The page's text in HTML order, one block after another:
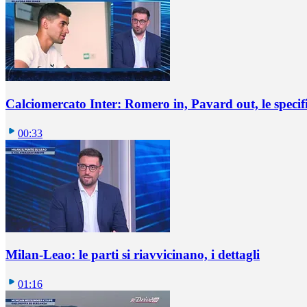
Calciomercato Inter: Romero in, Pavard out, le
00:33
Milan-Leao: le parti si riavvicinano, i dettagli
01:16